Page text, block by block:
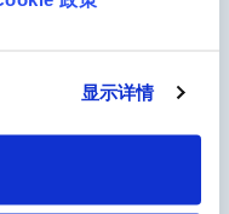
显示详情